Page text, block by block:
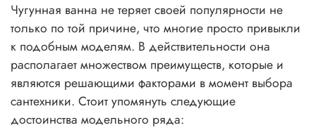
Чугунная ванна не теряет своей популярности не
только по той причине, что многие просто привыкли
к подобным моделям. В действительности она
располагает множеством преимуществ, которые и
являются решающими факторами в момент выбора
сантехники. Стоит упомянуть следующие
достоинства модельного ряда: